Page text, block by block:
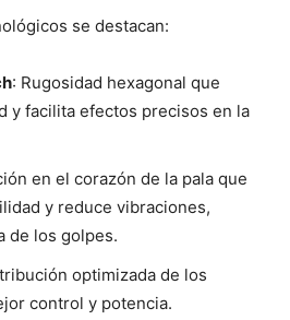
se destacan:
: Rugosidad hexagonal que
y facilita efectos precisos en la
en el corazón de la pala que
y reduce vibraciones,
de los golpes.
optimizada de los
control y potencia.